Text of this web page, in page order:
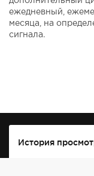
ежедневный,
месяца, на
сигнала.
История